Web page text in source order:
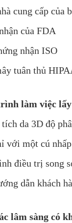
cung cấp của
của FDA
nhận ISO
tuân thủ
làm việc
da 3D độ
với một cú
điều trị song
dẫn khách
lâm sàng có